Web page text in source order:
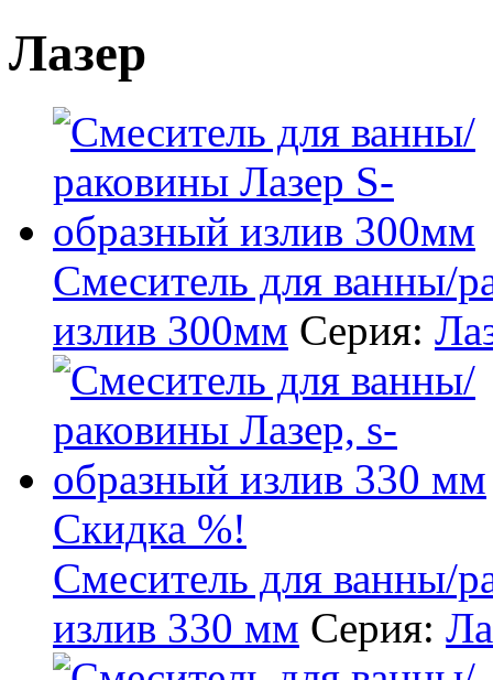
Лазер
Смеситель для ванны/
излив 300мм Серия:
Скидка %!
Смеситель для ванны/
излив 330 мм Серия: